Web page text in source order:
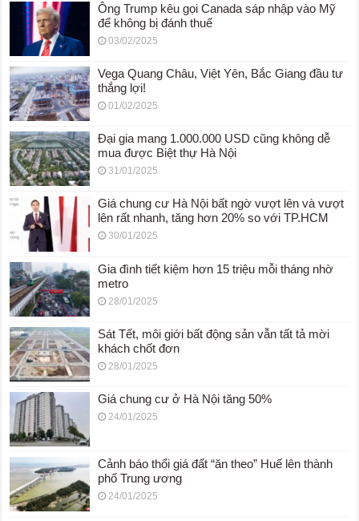
Ông Trump kêu gọi Canada sáp nhập vào Mỹ
để không bị đánh thuế
03/02/2025
Vega Quang Châu, Việt Yên, Bắc Giang đầu tư
thắng lợi!
01/02/2025
Đại gia mang 1.000.000 USD cũng không dễ
mua được Biệt thự Hà Nội
31/01/2025
Giá chung cư Hà Nội bất ngờ vượt lên và vượt
lên rất nhanh, tăng hơn 20% so với TP.HCM
30/01/2025
Gia đình tiết kiệm hơn 15 triệu mỗi tháng nhờ
metro
28/01/2025
Sát Tết, môi giới bất động sản vẫn tất tả mời
khách chốt đơn
28/01/2025
Giá chung cư ở Hà Nội tăng 50%
24/01/2025
Cảnh báo thổi giá đất “ăn theo” Huế lên thành
phố Trung ương
24/01/2025